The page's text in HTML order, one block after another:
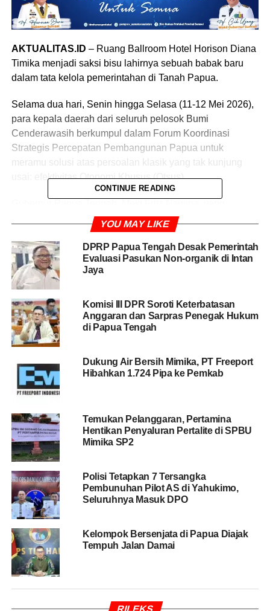
AKTUALITAS.ID – Ruang Ballroom Hotel Horison Diana
Timika menjadi saksi bisu lahirnya sebuah babak baru
dalam tata kelola pemerintahan di Tanah Papua.
Selama dua hari, Senin hingga Selasa (11-12 Mei 2026),
para kepala daerah dari seluruh pelosok Bumi
Cenderawasih berkumpul dalam Forum Koordinasi
Strategis Percepatan Pembangunan Papua untuk
meramu solusi atas persoalan klasik yang tak kunjung
usai: efektivitas Otonomi Khusus (Otsus).
bertindak sebagai tuan rumah, menegaskan bahwa ego
sektoral antarprovinsi harus dilebur demi kepentingan
Orang Asli Papua (OAP).
“Kita orang Papua harus membuat satu budaya untuk
taat, tapi semua untuk kepentingan OAP. Saya Gubernur
Papua Tengah tidak boleh hanya berpikir tentang wilayah
saya sendiri, tapi harus memikirkan Papua secara utuh,”
tegas Meki saat menutup forum, Selasa malam.
Dari pertemuan intensif tersebut, setidaknya muncul
enam poin krusial yang disepakati sebagai agenda
strategis nasional bagi Papua ke depan:
Validasi Data melalui Sensus Orang Asli Papua
Salah satu isu paling fundamental yang disorot
adalah karut-marut data kependudukan. Meki
mencontohkan adanya lonjakan fiktif data siswa di
sebuah PAUD yang naik 1.000 orang dalam
sebulan demi mengejar anggaran.
BACA JUGA
Meninggalnya Seorang Wanita di Belakang
Grapari Timika
basis tunggal perencanaan dan penganggaran. Tanpa
CONTINUE READING
YOU MAY LIKE
DPRP Papua Tengah Desak Pemerintah
Evaluasi Pasukan Non-organik di Intan
Jaya
Komisi III DPR Soroti Keterbatasan
Anggaran dan Sarpras Penegak Hukum
di Papua Tengah
Dukung Air Bersih Mimika, PT Freeport
Hibahkan 1.724 Pipa ke Pemkab
Temukan Pelanggaran, Pertamina
Hentikan Penyaluran Pertalite di SPBU
Mimika SP2
Polisi Tetapkan 7 Tersangka
Pembunuhan Pilot AS di Yahukimo,
Seluruhnya Masuk DPO
Kelompok Bersenjata di Papua Diajak
Tempuh Jalan Damai